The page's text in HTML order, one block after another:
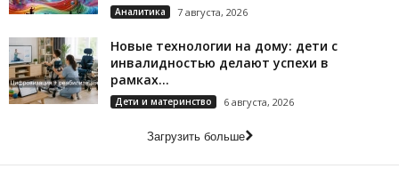
Аналитика 7 августа, 2026
Новые технологии на дому: дети с
инвалидностью делают успехи в
рамках...
Дети и материнство 6 августа, 2026
Загрузить больше